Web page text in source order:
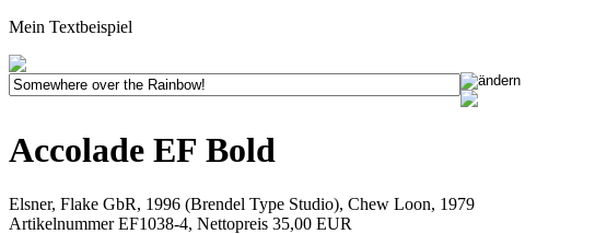
Mein Textbeispiel
Accolade EF Bold
Elsner, Flake GbR, 1996 (Brendel Type Studio), Chew Loon, 1979
Artikelnummer EF1038-4, Nettopreis 35,00 EUR